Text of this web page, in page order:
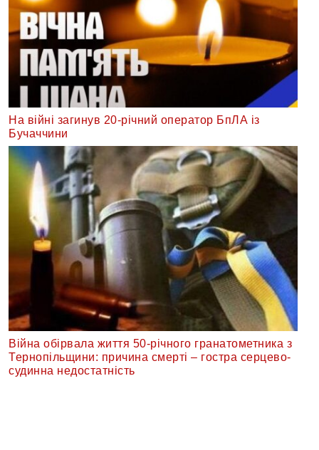
На війні загинув 20-річний оператор БпЛА із
Бучаччини
Війна обірвала життя 50-річного гранатометника з
Тернопільщини: причина смерті – гостра серцево-
судинна недостатність